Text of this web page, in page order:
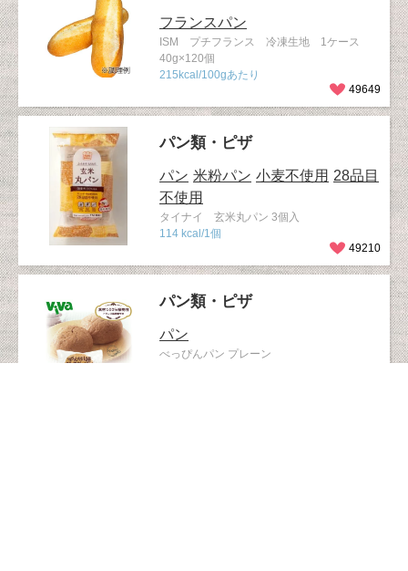
フランスパン
ISM プチフランス 冷凍生地 1ケース
40g×120個
215kcal/100gあたり
49649
パン類・ピザ
パン 米粉パン 小麦不使用 28品目
不使用
タイナイ 玄米丸パン 3個入
114 kcal/1個
49210
パン類・ピザ
パン
べっぴんパン プレーン